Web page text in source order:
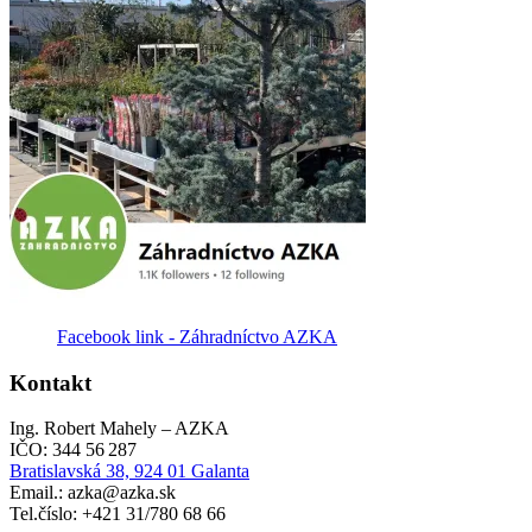
Facebook link - Záhradníctvo AZKA
Kontakt
Ing. Robert Mahely – AZKA
IČO: 344 56 287
Bratislavská 38, 924 01 Galanta
Email.: azka@azka.sk
Tel.číslo: +421 31/780 68 66